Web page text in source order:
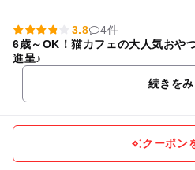
3.8
4件
6歳～OK！猫カフェの大人気おや
進呈♪
続きを
クーポン